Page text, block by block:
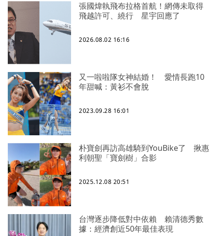
張國煒執飛布拉格首航！網傳未取得
飛越許可、繞行 星宇回應了
2026.08.02 16:16
又一啦啦隊女神結婚！ 愛情長跑10
年甜喊：黃衫不會脫
2023.09.28 16:01
朴寶劍再訪高雄騎到YouBike了 揪惠
利朝聖「寶劍樹」合影
2025.12.08 20:51
台灣逐步降低對中依賴 賴清德秀數
據：經濟創近50年最佳表現